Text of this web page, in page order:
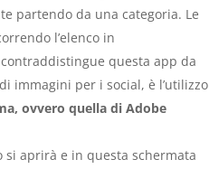
partendo da una categoria. Le
l’elenco in
questa app da
immagini per i social, è l’utilizzo
ovvero quella di Adobe
aprirà e in questa schermata